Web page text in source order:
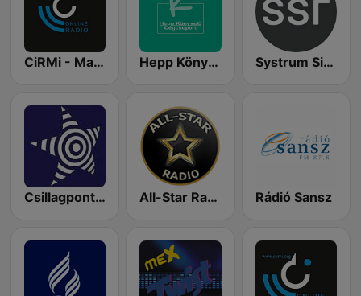
CiRMi - Magyar alternatív 2000 után Hepp Könyvelő Cégcsoport rádiója Systrum Sistum - SSR 1
Csillagpont Rádió All-Star Radio Rádió Sansz